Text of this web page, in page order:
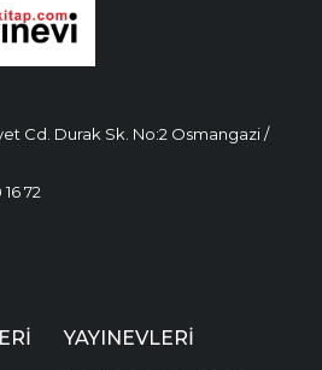
Cd. Durak Sk. No:2 Osmangazi /
72
YAYINEVLERI